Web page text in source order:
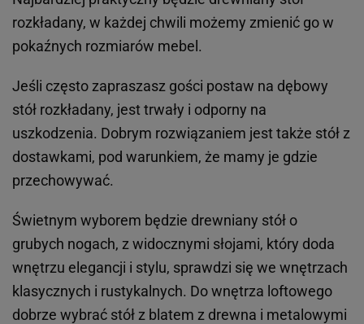
rozkładany, w każdej chwili możemy zmienić go w
pokaźnych rozmiarów mebel.
Jeśli często zapraszasz gości postaw na dębowy
stół rozkładany, jest trwały i odporny na
uszkodzenia. Dobrym rozwiązaniem jest także stół z
dostawkami, pod warunkiem, że mamy je gdzie
przechowywać.
Świetnym wyborem będzie drewniany stół o
grubych nogach, z widocznymi słojami, który doda
wnętrzu elegancji i stylu, sprawdzi się we wnętrzach
klasycznych i rustykalnych. Do wnętrza loftowego
dobrze wybrać stół z blatem z drewna i metalowymi